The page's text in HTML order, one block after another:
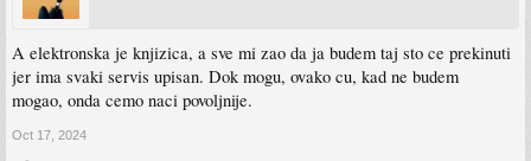
A elektronska je knjizica, a sve mi zao da ja budem taj sto ce prekinuti
jer ima svaki servis upisan. Dok mogu, ovako cu, kad ne budem
mogao, onda cemo naci povoljnije.
Oct 17, 2024